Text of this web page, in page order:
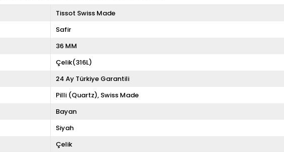
Tissot Swiss Made
Safir
36 MM
Çelik(316L)
24 Ay Türkiye Garantili
Pilli (Quartz) Swiss Made
Bayan
Siyah
Çelik